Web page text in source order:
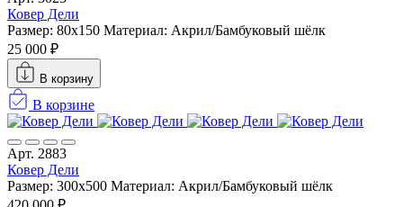
Ковер Дели
Размер: 80x150 Материал: Акрил/Бамбуковый шёлк
25 000 ₽
В корзину
В корзине
Арт. 2883
Ковер Дели
Размер: 300х500 Материал: Акрил/Бамбуковый шёлк